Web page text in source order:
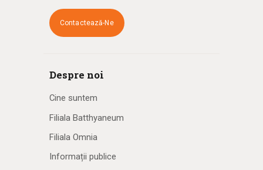
Contactează-Ne
Despre noi
Cine suntem
Filiala Batthyaneum
Filiala Omnia
Informații publice